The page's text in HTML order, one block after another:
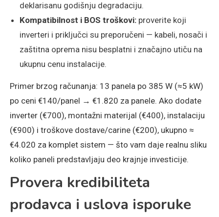
deklarisanu godišnju degradaciju.
Kompatibilnost i BOS troškovi: proverite koji
inverteri i priključci su preporučeni — kabeli, nosači i
zaštitna oprema nisu besplatni i značajno utiču na
ukupnu cenu instalacije.
Primer brzog računanja: 13 panela po 385 W (≈5 kW)
po ceni €140/panel → €1.820 za panele. Ako dodate
inverter (€700), montažni materijal (€400), instalaciju
(€900) i troškove dostave/carine (€200), ukupno ≈
€4.020 za komplet sistem — što vam daje realnu sliku
koliko paneli predstavljaju deo krajnje investicije.
Provera kredibiliteta
prodavca i uslova isporuke